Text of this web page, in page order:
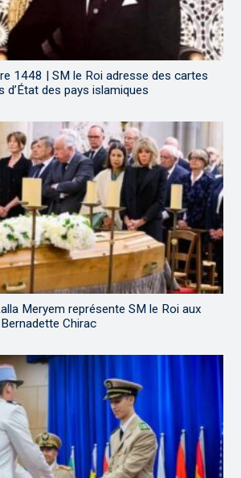
1448 | SM le Roi adresse des cartes
d’État des pays islamiques
Meryem représente SM le Roi aux
Chirac